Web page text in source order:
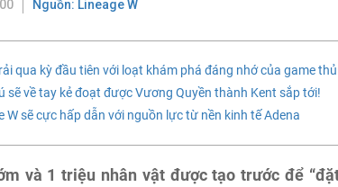
Nguồn: Lineage W
qua kỳ đầu tiên với loạt khám phá đáng nhớ của game
sẽ về tay kẻ đoạt được Vương Quyền thành Kent sắp tới!
W sẽ cực hấp dẫn với nguồn lực từ nền kinh tế Adena
và 1 triệu nhân vật được tạo trước để